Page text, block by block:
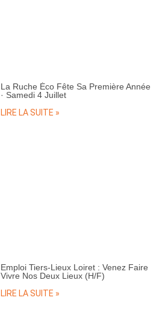
La Ruche Éco Fête Sa Première Année
· Samedi 4 Juillet
LIRE LA SUITE »
Emploi Tiers-Lieux Loiret : Venez Faire
Vivre Nos Deux Lieux (H/F)
LIRE LA SUITE »